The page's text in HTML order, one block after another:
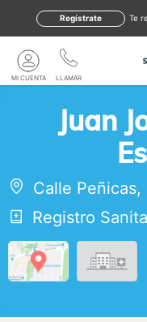
te
Regístrate
LLAMAR
MI CUENTA
Juan
Calle Peñicas,
Registro